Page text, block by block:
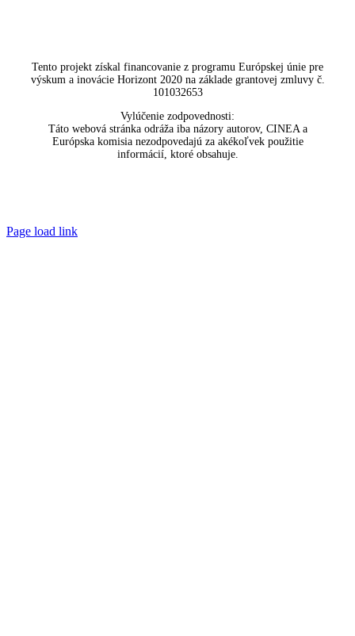
Tento projekt získal financovanie z programu Európskej únie pre
výskum a inovácie Horizont 2020 na základe grantovej zmluvy č.
101032653
Vylúčenie zodpovednosti:
Táto webová stránka odráža iba názory autorov, CINEA a
Európska komisia nezodpovedajú za akékoľvek použitie
informácií, ktoré obsahuje.
Page load link